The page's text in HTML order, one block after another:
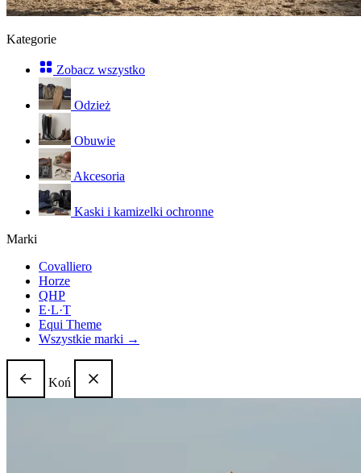
Kategorie
Zobacz wszystko
Odzież
Obuwie
Akcesoria
Kaski i kamizelki ochronne
Marki
Covalliero
Horze
QHP
E·L·T
Equi Theme
Wszystkie marki →
Koń